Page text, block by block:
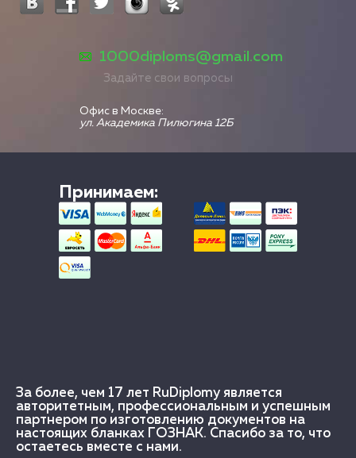
1000diploms@gmail.com
Задайте свои вопросы
Офис в Москве:
ул. Академика Пилюгина 12Б
Принимаем:
За более, чем 17 лет RuDiplomy является
авторитетным, профессиональным и успешным
партнером по изготовлению документов на
настоящих бланках ГОЗНАК. Спасибо за то, что
остаетесь вместе с нами.